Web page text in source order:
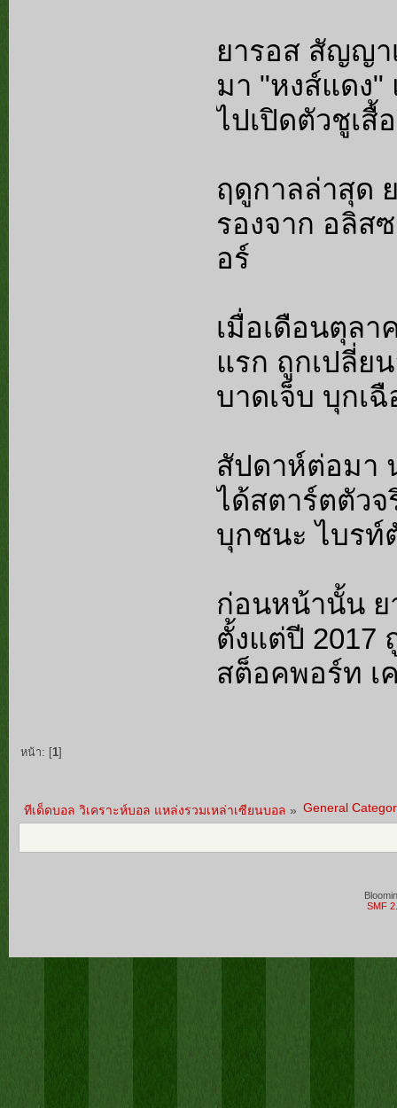
ยารอส สัญญ
มา "หงส์แดง
ไปเปิดตัวชูเสื้
ฤดูกาลล่าสุด
รองจาก อลิส
อร์
เมื่อเดือนตุลา
แรก ถูกเปลี่ย
บาดเจ็บ บุกเ
สัปดาห์ต่อมา
ได้สตาร์ตตัวจ
บุกชนะ ไบรท์
ก่อนหน้านั้น ย
ตั้งแต่ปี 2017
สต็อคพอร์ท เ
หน้า: [1]
ทีเด็ดบอล วิเคราะห์บอล แหล่งรวมเหล่าเซียนบอล » General
SMF